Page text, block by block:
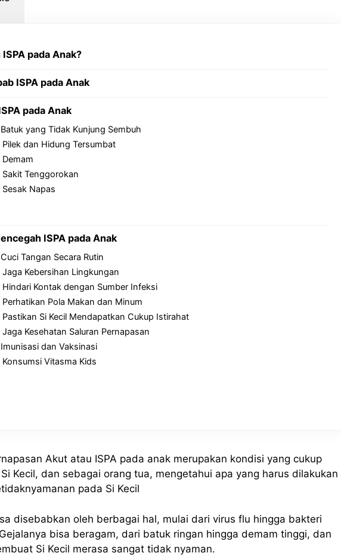
pada Anak?
ISPA pada Anak
pada Anak
Batuk yang Tidak Kunjung Sembuh
Pilek dan Hidung Tersumbat
Demam
Sakit Tenggorokan
Sesak Napas
ISPA pada Anak
Cuci Tangan Secara Rutin
Jaga Kebersihan Lingkungan
Hindari Kontak dengan Sumber Infeksi
Perhatikan Pola Makan dan Minum
Pastikan Si Kecil Mendapatkan Cukup Istirahat
Jaga Kesehatan Saluran Pernapasan
Imunisasi dan Vaksinasi
Konsumsi Vitasma Kids
Akut atau ISPA pada anak merupakan kondisi yang cukup
Kecil, dan sebagai orang tua, mengetahui apa yang harus dilakukan
pada Si Kecil
disebabkan oleh berbagai hal, mulai dari virus flu hingga bakteri
bisa beragam, dari batuk ringan hingga demam tinggi, dan
Si Kecil merasa sangat tidak nyaman.